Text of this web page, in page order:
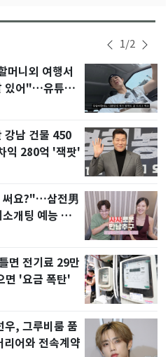
1/2
머니외 여행서
있어"…유튜브
강남 건물 450
익 280억 '잭팟'
써요?"…삼전男
개팅 예능 화
면 전기료 29만
'요금 폭탄'
우, 그루비룸 품
어와 전속계약